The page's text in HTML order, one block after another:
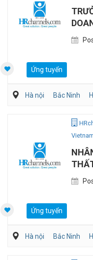
Ứng tuyển
Hà nội Bắc Ninh
Ứng tuyển
Hà nội Bắc Ninh